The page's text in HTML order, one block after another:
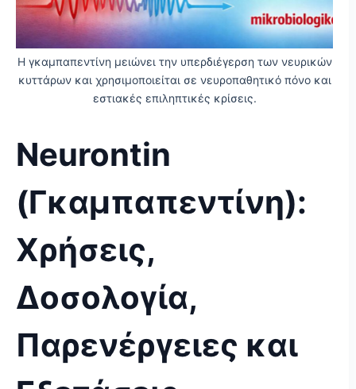
Η γκαμπαπεντίνη μειώνει την υπερδιέγερση των νευρικών
κυττάρων και χρησιμοποιείται σε νευροπαθητικό πόνο και
εστιακές επιληπτικές κρίσεις.
Neurontin
(Γκαμπαπεντίνη):
Χρήσεις,
Δοσολογία,
Παρενέργειες και